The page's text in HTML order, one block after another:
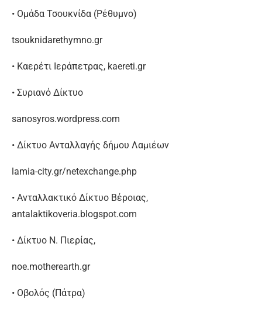
• Ομάδα Τσουκνίδα (Ρέθυμνο)
tsouknidarethymno.gr
• Καερέτι Ιεράπετρας, kaereti.gr
• Συριανό Δίκτυο
sanosyros.wordpress.com
• Δίκτυο Ανταλλαγής δήμου Λαμιέων
lamia-city.gr/netexchange.php
• Ανταλλακτικό Δίκτυο Βέροιας,
antalaktikoveria.blogspot.com
• Δίκτυο Ν. Πιερίας,
noe.motherearth.gr
• Οβολός (Πάτρα)